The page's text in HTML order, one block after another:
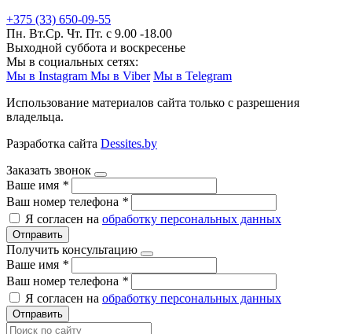
+375 (33) 650-09-55
Пн. Вт.Ср. Чт. Пт. с 9.00 -18.00
Выходной суббота и воскресенье
Мы в социальных сетях:
Мы в Instagram Мы в Viber Мы в Telegram
Использование материалов сайта только с разрешения
владельца.
Разработка сайта Dessites.by
Заказать звонок
Ваше имя *
Ваш номер телефона *
Я согласен на обработку персональных данных
Отправить
Получить консультацию
Ваше имя *
Ваш номер телефона *
Я согласен на обработку персональных данных
Отправить